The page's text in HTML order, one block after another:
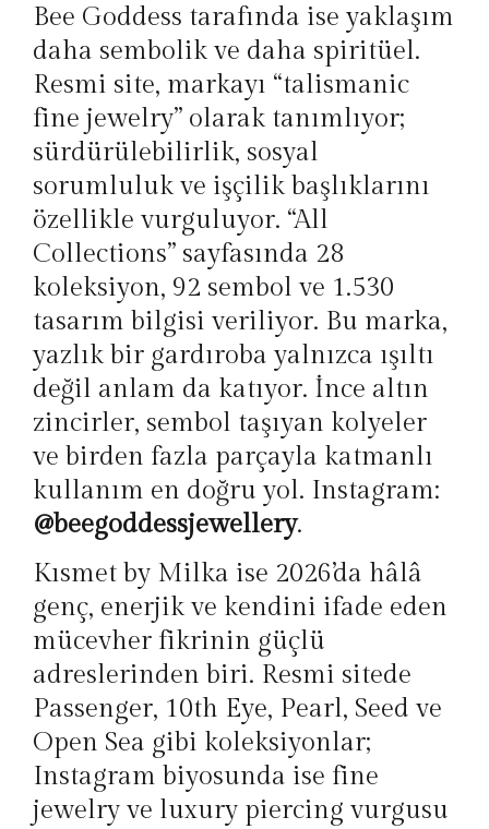
Bee Goddess tarafında ise yaklaşım
daha sembolik ve daha spiritüel.
Resmi site, markayı “talismanic
fine jewelry” olarak tanımlıyor;
sürdürülebilirlik, sosyal
sorumluluk ve işçilik başlıklarını
özellikle vurguluyor. “All
Collections” sayfasında 28
koleksiyon, 92 sembol ve 1.530
tasarım bilgisi veriliyor. Bu marka,
yazlık bir gardıroba yalnızca ışıltı
değil anlam da katıyor. İnce altın
zincirler, sembol taşıyan kolyeler
ve birden fazla parçayla katmanlı
kullanım en doğru yol. Instagram:
@beegoddessjewellery.
Kısmet by Milka ise 2026’da hâlâ
genç, enerjik ve kendini ifade eden
mücevher fikrinin güçlü
adreslerinden biri. Resmi sitede
Passenger, 10th Eye, Pearl, Seed ve
Open Sea gibi koleksiyonlar;
Instagram biyosunda ise fine
jewelry ve luxury piercing vurgusu